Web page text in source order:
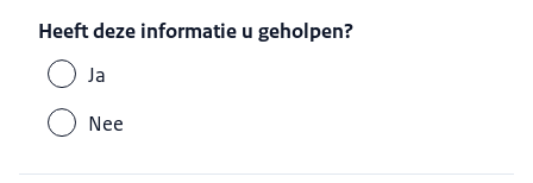
Heeft deze informatie u geholpen?
Ja
Nee